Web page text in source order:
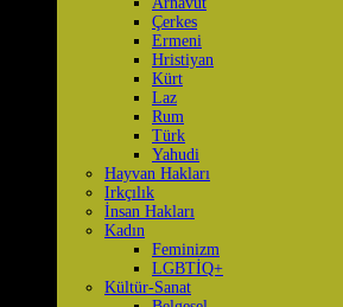
Çerkes
Ermeni
Hristiyan
Kürt
Laz
Rum
Türk
Yahudi
Hayvan Hakları
Irkçılık
İnsan Hakları
Kadın
Feminizm
LGBTİQ+
Kültür-Sanat